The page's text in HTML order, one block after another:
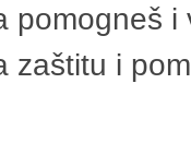
pomogneš
zaštitu i